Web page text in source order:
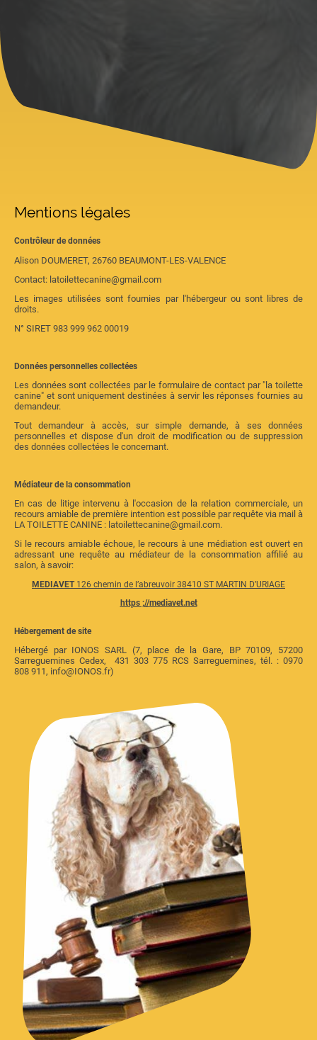
Mentions légales
Contrôleur de données
Alison DOUMERET, 26760 BEAUMONT-LES-VALENCE
Contact: latoilettecanine@gmail.com
Les images utilisées sont fournies par l'hébergeur ou sont libres de
droits.
N° SIRET 983 999 962 00019
Données personnelles collectées
Les données sont collectées par le formulaire de contact par "la toilette
canine" et sont uniquement destinées à servir les réponses fournies au
demandeur.
Tout demandeur à accès, sur simple demande, à ses données
personnelles et dispose d'un droit de modification ou de suppression
des données collectées le concernant.
Médiateur de la consommation
En cas de litige intervenu à l'occasion de la relation commerciale, un
recours amiable de première intention est possible par requête via mail à
LA TOILETTE CANINE : latoilettecanine@gmail.com.
Si le recours amiable échoue, le recours à une médiation est ouvert en
adressant une requête au médiateur de la consommation affilié au
salon, à savoir:
MEDIAVET126 chemin de l’abreuvoir 38410 ST MARTIN D’URIAGE
https ;//mediavet.net
Hébergement de site
Hébergé par IONOS SARL (7, place de la Gare, BP 70109, 57200
Sarreguemines Cedex, 431 303 775 RCS Sarreguemines, tél. : 0970
808 911, info@IONOS.fr)